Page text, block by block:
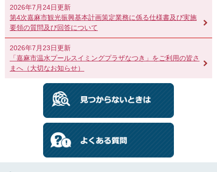
2026年7月24日更新
第4次嘉麻市観光振興基本計画策定業務に係る仕様書及び実施
要領の質問及び回答について
2026年7月23日更新
「嘉麻市温水プールスイミングプラザなつき」をご利用の皆さ
まへ（大切なお知らせ）